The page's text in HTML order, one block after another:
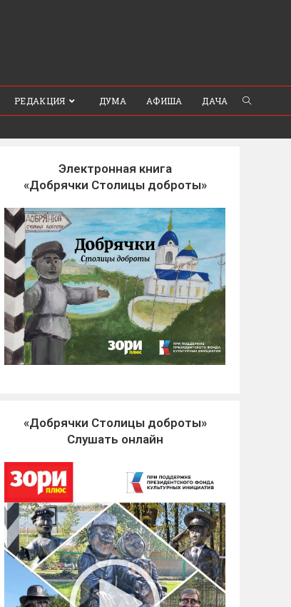
РЕДАКЦИЯ ДУМА АФИША ДАЧА
Электронная книга
«Добрячки Столицы доброты»
«Добрячки Столицы доброты»
Слушать онлайн